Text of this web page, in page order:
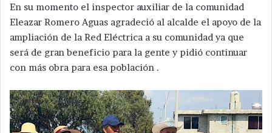
En su momento el inspector auxiliar de la comunidad
Eleazar Romero Aguas agradeció al alcalde el apoyo de la
ampliación de la Red Eléctrica a su comunidad ya que
será de gran beneficio para la gente y pidió continuar
con más obra para esa población .